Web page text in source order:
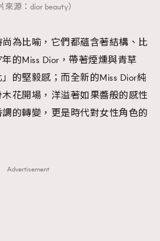
來源：dior beauty）
為比喻，它們都蘊含著結構、比
的Miss Dior，帶著煙燻與青草
的堅毅感；而全新的Miss Dior純
花開場，洋溢著如果醬般的感性
的轉變，更是時代對女性角色的
Advertisement